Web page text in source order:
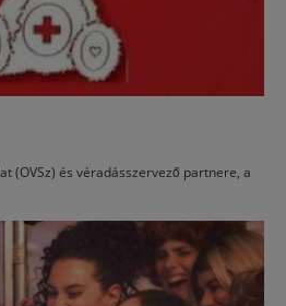
(OVSz) és véradásszervező partnere, a